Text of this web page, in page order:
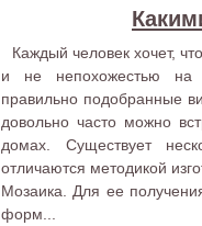
Каждый человек хочет,
и не непохожестью на
правильно подобранные
довольно часто можно
домах. Существует
отличаются методикой
Мозаика. Для ее
форм...